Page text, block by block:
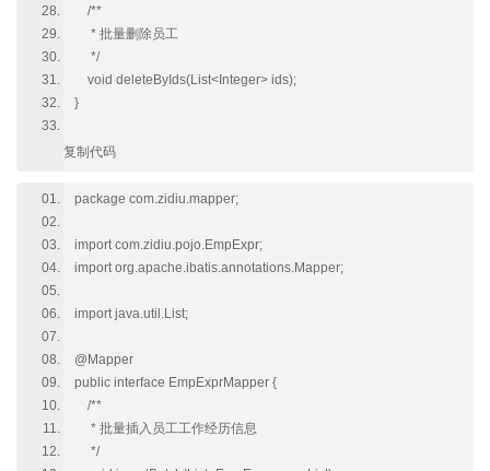
/**
* 批量删除员工
*/
void deleteByIds(List<Integer> ids);
}
复制代码
package com.zidiu.mapper;
import com.zidiu.pojo.EmpExpr;
import org.apache.ibatis.annotations.Mapper;
import java.util.List;
@Mapper
public interface EmpExprMapper {
/**
* 批量插入员工工作经历信息
*/